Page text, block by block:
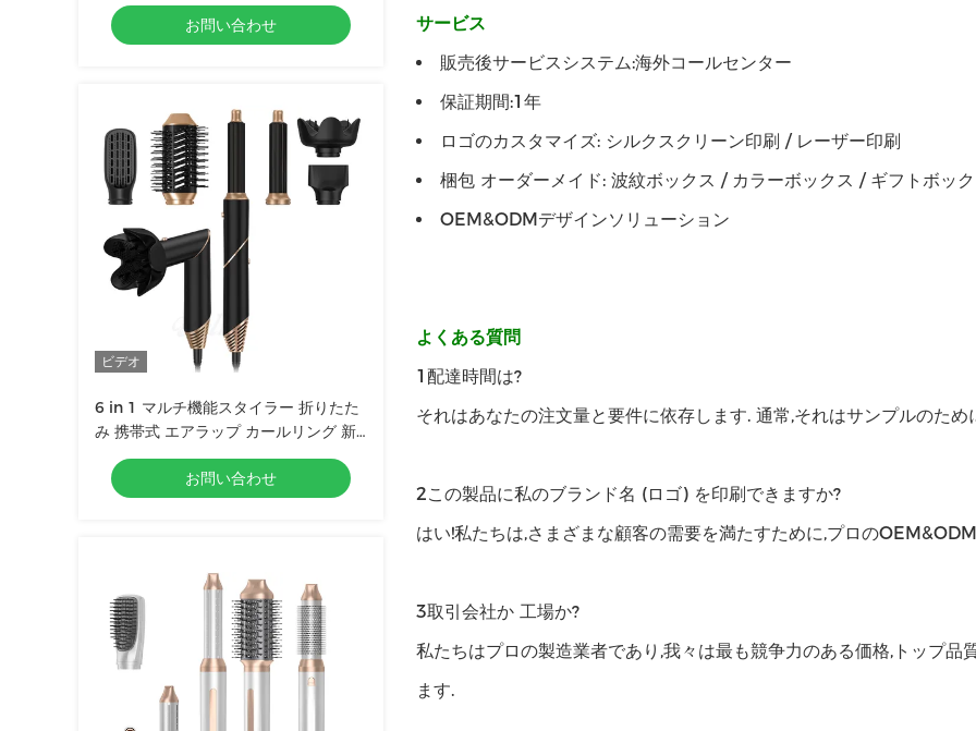
お問い合わせ
ビデオ
6 in 1 マルチ機能スタイラー 折りたた
み 携帯式 エアラップ カールリング 新
デザイン 旅行 熱気ブラシ 毛穴
お問い合わせ
サービス
販売後サービスシステム:海外コールセンター
保証期間:1年
ロゴのカスタマイズ: シルクスクリーン印刷 / レーザー印刷
梱包 オーダーメイド: 波紋ボックス / カラーボックス / ギフトボッ
OEM&ODMデザインソリューション
よくある質問
1配達時間は?
それはあなたの注文量と要件に依存します. 通常,それはサンプルのた
2この製品に私のブランド名 (ロゴ) を印刷できますか?
はい!私たちは,さまざまな顧客の需要を満たすために,プロの
3取引会社か 工場か?
私たちはプロの製造業者であり,我々は最も競争力のある価格,トップ
ます.